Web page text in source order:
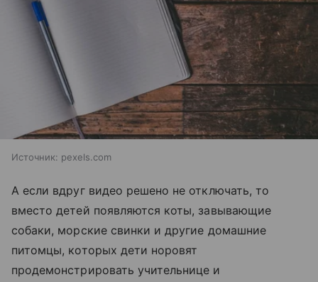
Источник: pexels.com
А если вдруг видео решено не отключать, то
вместо детей появляются коты, завывающие
собаки, морские свинки и другие домашние
питомцы, которых дети норовят
продемонстрировать учительнице и